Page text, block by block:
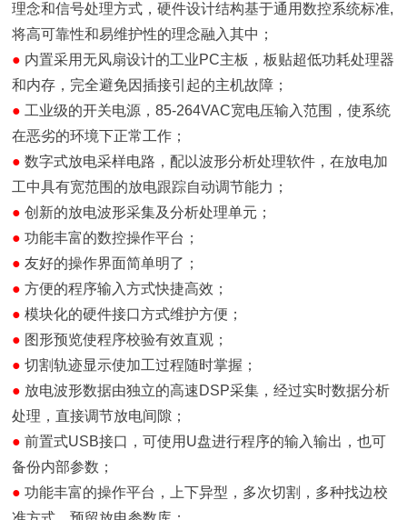
理念和信号处理方式，硬件设计结构基于通用数控系统标准,
将高可靠性和易维护性的理念融入其中；
● 内置采用无风扇设计的工业PC主板，板贴超低功耗处理器
和内存，完全避免因插接引起的主机故障；
● 工业级的开关电源，85-264VAC宽电压输入范围，使系统
在恶劣的环境下正常工作；
●数字式放电采样电路，配以波形分析处理软件，在放电加
工中具有宽范围的放电跟踪自动调节能力；
●创新的放电波形采集及分析处理单元；
●功能丰富的数控操作平台；
●友好的操作界面简单明了；
●方便的程序输入方式快捷高效；
●模块化的硬件接口方式维护方便；
● 图形预览使程序校验有效直观；
●切割轨迹显示使加工过程随时掌握；
● 放电波形数据由独立的高速DSP采集，经过实时数据分析
处理，直接调节放电间隙；
●前置式USB接口，可使用U盘进行程序的输入输出，也可
备份内部参数；
●功能丰富的操作平台，上下异型，多次切割，多种找边校